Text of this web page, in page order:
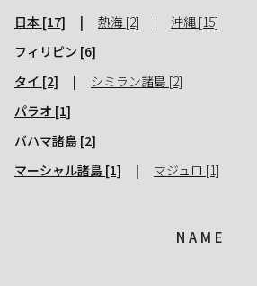
日本 [17] 熱海 [2]
沖縄 [15]
フィリピン [6]
タイ [2]
シミラン諸島 [2]
パラオ [1]
バハマ諸島 [2]
マーシャル諸島 [1]
マジュロ [1]
NAME